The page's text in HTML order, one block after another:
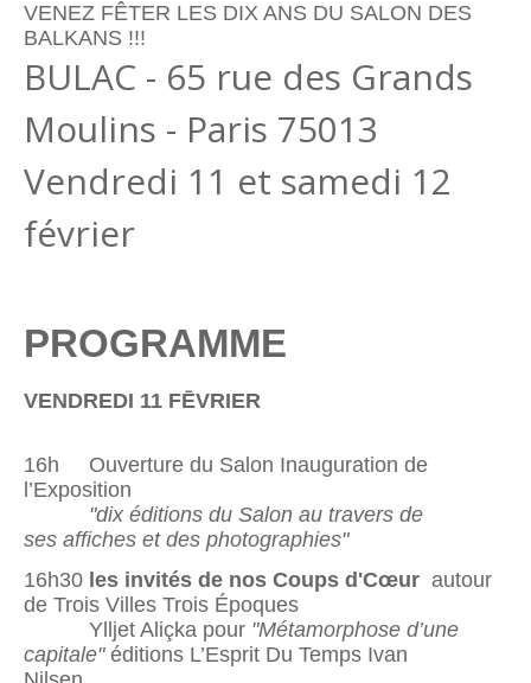
VENEZ FÊTER LES DIX ANS DU SALON DES
BALKANS !!!
BULAC - 65 rue des Grands
Moulins - Paris 75013
Vendredi 11 et samedi 12
février
PROGRAMME
VENDREDI 11 FĒVRIER
16h Ouverture du Salon Inauguration de
l’Exposition
"dix éditions du Salon au travers de
ses affiches et des photographies"
16h30 les invités de nos Coups d'Cœur autour
de Trois Villes Trois Époques
Ylljet Aliçka pour "Métamorphose d’une
capitale"éditions L’Esprit Du Temps Ivan